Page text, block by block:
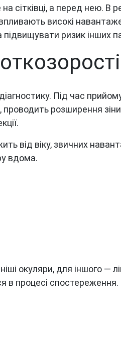
а перед нею. В
високі
ризик інших
Під час
розширення
від віку, звичних
вдома.
окуляри, для іншого
в процесі спостереження.